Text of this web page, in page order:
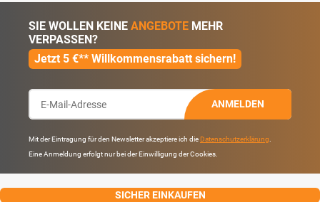
SIE WOLLEN KEINE ANGEBOTE MEHR
VERPASSEN?
Jetzt 5 €** Willkommensrabatt sichern!
ANMELDEN
Mit der Eintragung für den Newsletter akzeptiere ich die Datenschutzerklärung
Eine Anmeldung erfolgt nur bei der Einwilligung der Cookies.
SICHER EINKAUFEN